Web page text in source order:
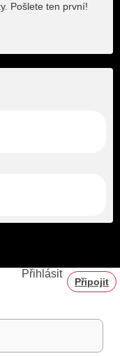
Pošlete ten první!
Přihlásit
Připojit